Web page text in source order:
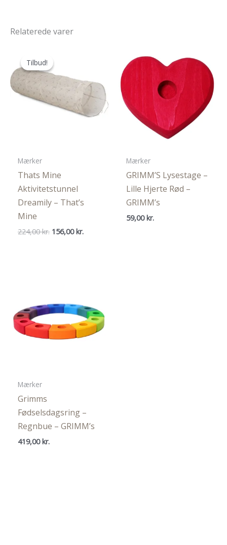
Relaterede varer
Tilbud!
Tilbud!
Mærker
Thats Mine
Aktivitetstunnel
Dreamily – That’s
Mine
224,00kr. Den
156,00kr.Den
Mærker
GRIMM’S Lysestage –
Lille Hjerte Rød –
GRIMM’s
59,00kr.
Mærker
Grimms
Fødselsdagsring –
Regnbue – GRIMM’s
419,00kr.